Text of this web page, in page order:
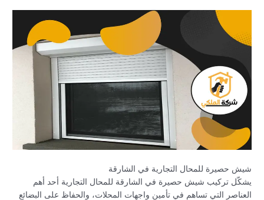
شيش حصيرة للمحال التجارية في الشارقة
يشكّل تركيب شيش حصيرة في الشارقة للمحال التجارية أحد أهم
العناصر التي تساهم في تأمين واجهات المحلات، والحفاظ على البضائع